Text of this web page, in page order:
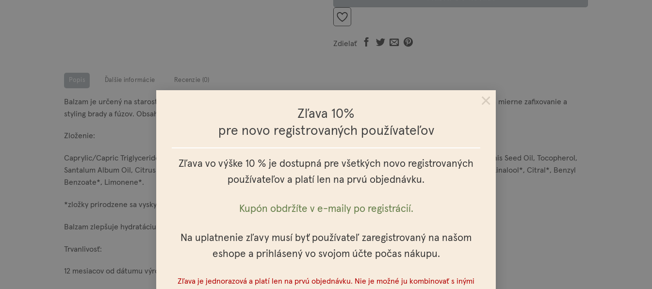
Zľava 10%
pre novo registrovaných používateľov
Zľava vo výške 10 % je dostupná pre všetkých novo registrovaných
používateľov a platí len na prvú objednávku.
Kupón obdržíte v e-maily po registrácií.
Na uplatnenie zľavy musí byť používateľ zaregistrovaný na našom
eshope a prihlásený vo svojom účte počas nákupu.
Zľava je jednorazová a platí len na prvú objednávku. Nie je možné ju kombinovať s inými
×
Zdielať
Popis Ďalšie informácie Recenzie (0)
Balzam je určený na starostlivosť o bradu, fúzy a pokožku pod nimi. Obsahuje včelí vosk, vďaka ktorému je výrobok vhodný aj na mierne zafixovanie a
styling brady a fúzov. Obsahuje esenciálne oleje: santalové drevo, pačuli, citrón, levanduľa, ružové drevo.
Zloženie:
Caprylic/Capric Triglyceride, Polyglycerol-3 Beeswax, Helianthus Annuus Seed Oil, Argania Spinosa Kernel Oil, Ricinus Communis Seed Oil, Tocopherol,
Santalum Album Oil, Citrus Limonum Oil, Pogostemon Cablin Oil, Aniba Rosaeodora Oil, Lavandula Angustifolia Oil, Geraniol*, Linalool*, Citral*, Benzyl
Benzoate*, Limonene*.
*zložky prirodzene sa vyskytujúce v esenciálnych olejoch.
Balzam zlepšuje hydratáciu pokožku.
Trvanlivosť:
12 mesiacov od dátumu výroby.